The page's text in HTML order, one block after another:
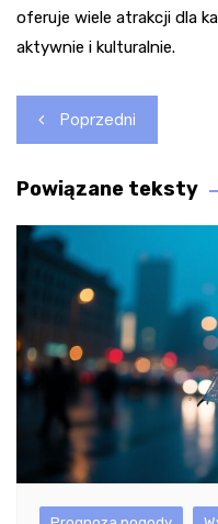
oferuje wiele atrakcji dla
aktywnie i kulturalnie.
Nawigacja
wpisu
Poprzedni
Powiązane teksty